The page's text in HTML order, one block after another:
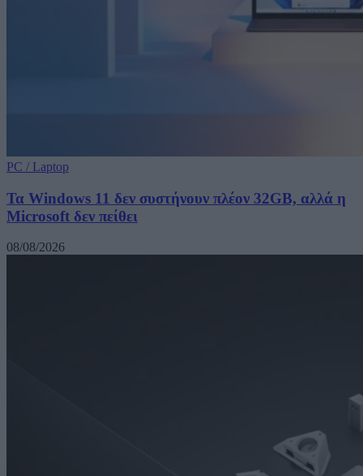
PC / Laptop
Τα Windows 11 δεν συστήνουν πλέον 32GB, αλλά η
Microsoft δεν πείθει
08/08/2026